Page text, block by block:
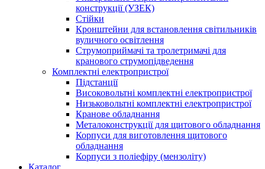
конструкції (УЗЕК)
Стійки
Кронштейни для встановлення світильників
вуличного освітлення
Струмоприймачі та тролетримачі для
кранового струмопідведення
Комплектні електропристрої
Підстанції
Високовольтні комплектні електропристрої
Низьковольтні комплектні електропристрої
Кранове обладнання
Металоконструкції для щитового обладнання
Корпуси для виготовлення щитового
обладнання
Корпуси з поліефіру (мензоліту)
Каталог